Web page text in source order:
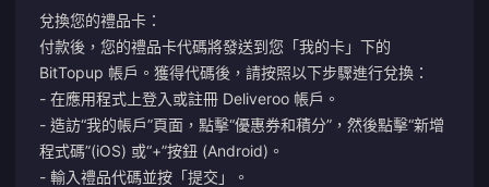
兌換您的禮品卡：
付款後，您的禮品卡代碼將發送到您「我的卡」下的
BitTopup 帳戶。獲得代碼後，請按照以下步驟進行兌換：
- 在應用程式上登入或註冊 Deliveroo 帳戶。
- 造訪“我的帳戶”頁面，點擊“優惠券和積分”，然後點擊“新增
程式碼”(iOS) 或“+”按鈕 (Android)。
- 輸入禮品代碼並按「提交」。